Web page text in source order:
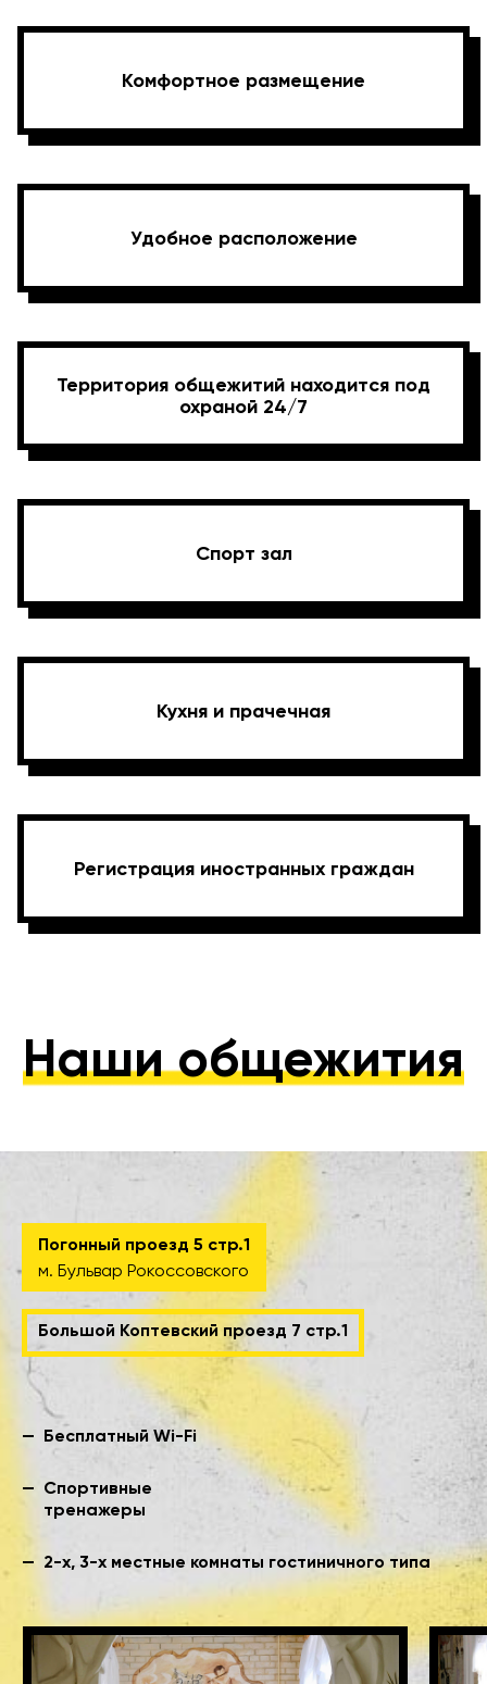
Комфортное размещение
Удобное расположение
Территория общежитий находится под
охраной 24/7
Спорт зал
Кухня и прачечная
Регистрация иностранных граждан
Наши общежития
Погонный проезд 5 стр.1
м. Бульвар Рокоссовского
Большой Коптевский проезд 7 стр.1
Бесплатный Wi-Fi
Спортивные
тренажеры
2-х, 3-х местные комнаты гостиничного типа